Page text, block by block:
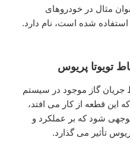
که به عنوان مثال در خودروهای
تویوتا پریوس
گاز موجود در سیستم
این قطعه از کار می افتد،
شود که بر عملکرد و
تأثیر می گذارد.